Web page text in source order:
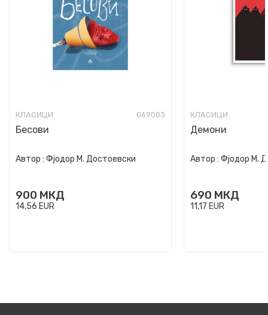
КЛАСИЦИ 069003
Бесови
Автор : Фјодор М. Достоевски
900 МКД
14,56 EUR
КЛАСИЦИ
Демони
Автор : Фјодор М.
690 МКД
11,17 EUR